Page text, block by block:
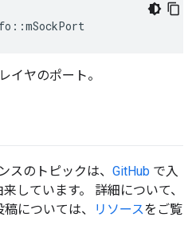
::mSockPort
イヤのポート。
スのトピックは、 GitHub で入
しています。 詳細について、
については、
リソースをご覧